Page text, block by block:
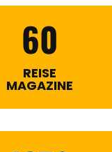
60
REISE
MAGAZINE